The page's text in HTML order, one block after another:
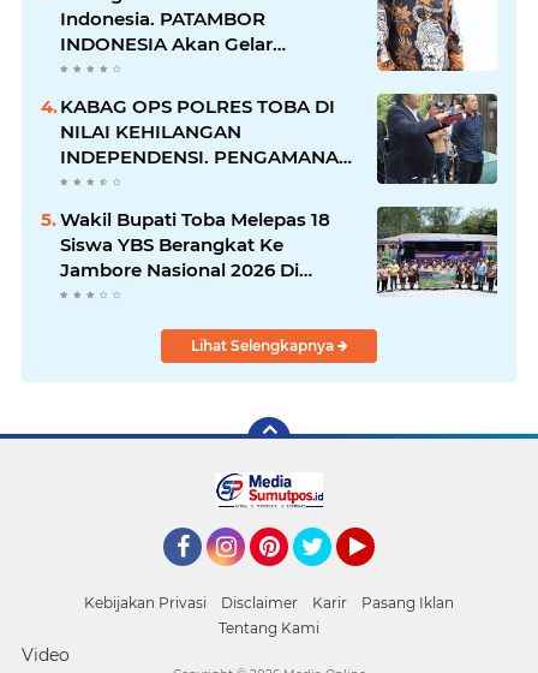
Indonesia. PATAMBOR
INDONESIA Akan Gelar
RAKERNAS II Di Jakarta.
KABAG OPS POLRES TOBA DI
NILAI KEHILANGAN
INDEPENDENSI. PENGAMANAN
PENEMBOKAN TANAH DI
LAGUBOTI DAPAT SOROTAN.
Wakil Bupati Toba Melepas 18
Siswa YBS Berangkat Ke
Jambore Nasional 2026 Di
Cibubur.
Lihat Selengkapnya
Kebijakan Privasi Disclaimer Karir
Pasang Iklan
Tentang Kami
Video